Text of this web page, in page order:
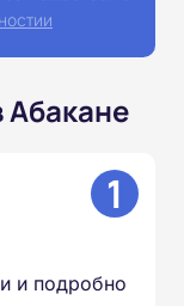
Абакане
1
и подробно